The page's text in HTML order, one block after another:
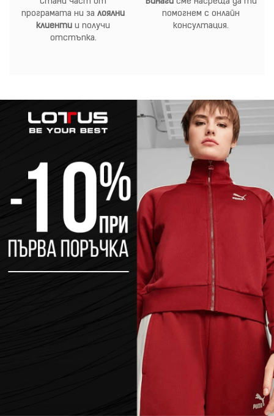
програмата ни за лоялни
клиенти и получи
отстъпка.
помогнем с онлайн
консултация.